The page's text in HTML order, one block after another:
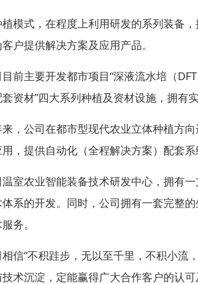
模式，在程度上利用研发的系列装备
户提供解决方案及应用产品。
前主要开发都市项目“深液流水培（
资材”四大系列种植及资材设施，拥有
，公司在都市型现代农业立体种植方
，提供自动化（全程解决方案）配套系
室农业智能装备技术研发中心，拥有
系的开发。同时，公司拥有一套完整
务。
信“不积跬步，无以至千里，不积小流
技术沉淀，定能赢得广大合作客户的认